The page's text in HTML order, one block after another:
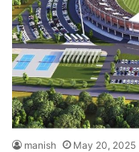
manish May 20, 2025